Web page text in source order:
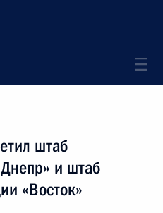
штаб
и штаб
«Восток»